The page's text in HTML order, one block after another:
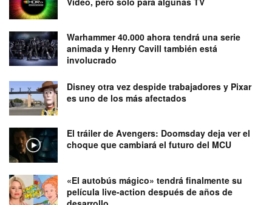
Warhammer 40.000 ahora tendrá una serie
animada y Henry Cavill también está
involucrado
Disney otra vez despide trabajadores y Pixar
es uno de los más afectados
El tráiler de Avengers: Doomsday deja ver el
choque que cambiará el futuro del MCU
«El autobús mágico» tendrá finalmente su
película live-action después de años de